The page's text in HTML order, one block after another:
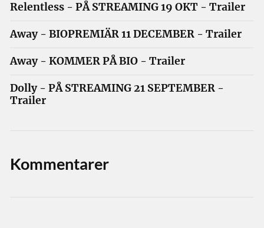
Relentless - PÅ STREAMING 19 OKT - Trailer
Away - BIOPREMIÄR 11 DECEMBER - Trailer
Away - KOMMER PÅ BIO - Trailer
Dolly - PÅ STREAMING 21 SEPTEMBER -
Trailer
Kommentarer